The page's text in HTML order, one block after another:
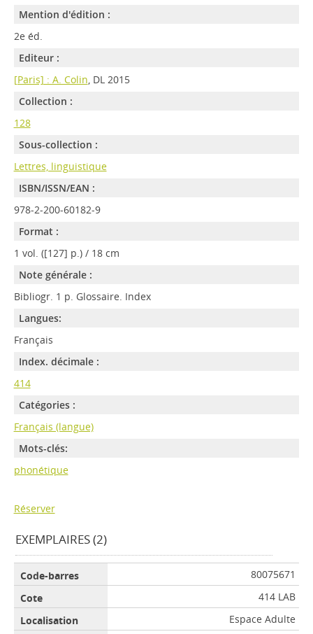
Mention d'édition :
2e éd.
Editeur :
[Paris] : A. Colin, DL 2015
Collection :
128
Sous-collection :
Lettres, linguistique
ISBN/ISSN/EAN :
978-2-200-60182-9
Format :
1 vol. ([127] p.) / 18 cm
Note générale :
Bibliogr. 1 p. Glossaire. Index
Langues:
Français
Index. décimale :
414
Catégories :
Français (langue)
Mots-clés:
phonétique
Réserver
EXEMPLAIRES (2)
80075671
414 LAB
Espace Adulte